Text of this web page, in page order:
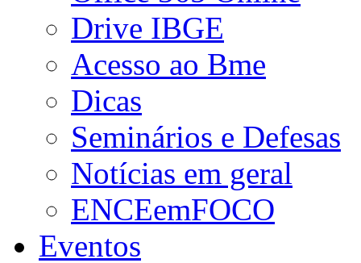
Drive IBGE
Acesso ao Bme
Dicas
Seminários e Defesas
Notícias em geral
ENCEemFOCO
Eventos